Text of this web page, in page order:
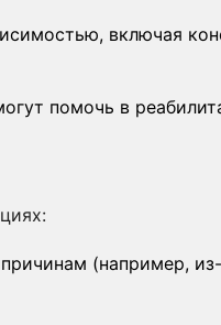
включая
помочь в
(например,